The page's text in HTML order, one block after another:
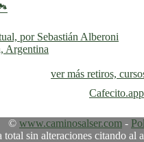
por Sebastián Alberoni
Argentina
ver más retiros,
Cafecito.app
© www.caminosalser.com -
sin alteraciones citando